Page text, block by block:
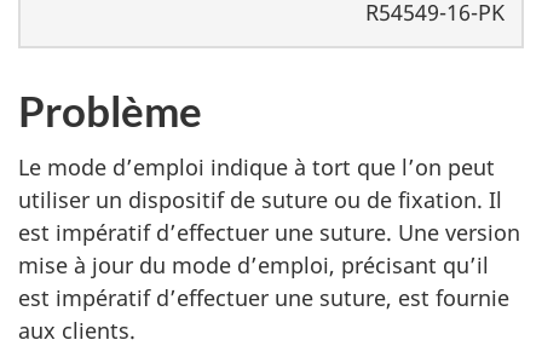
R54549-16-PK
Problème
Le mode d’emploi indique à tort que l’on peut
utiliser un dispositif de suture ou de fixation. Il
est impératif d’effectuer une suture. Une version
mise à jour du mode d’emploi, précisant qu’il
est impératif d’effectuer une suture, est fournie
aux clients.